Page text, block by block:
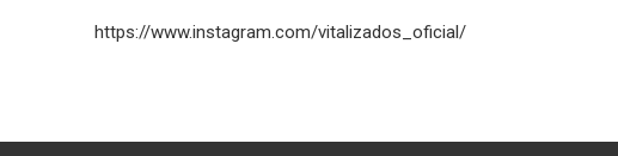
https://www.instagram.com/vitalizados_oficial/